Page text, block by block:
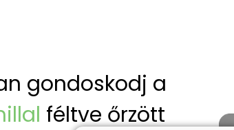
gondoskodj a
féltve őrzött